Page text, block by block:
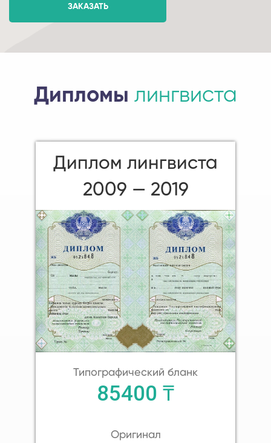
ЗАКАЗАТЬ
Дипломы лингвиста
Диплом лингвиста
2009 — 2019
Типографический бланк
85400 ₸
Оригинал